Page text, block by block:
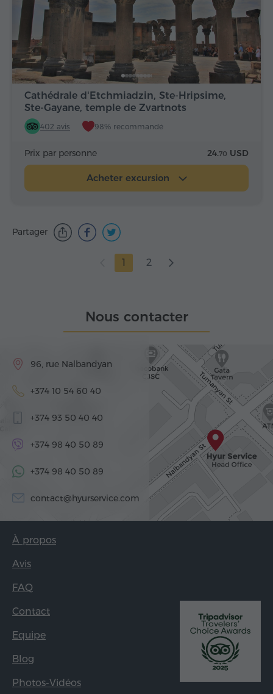
Cathédrale d'Etchmiadzin, Ste-Hripsime,
Ste-Gayane, temple de Zvartnots
402 avis 98% recommandé
Prix par personne 24.70 USD
Acheter excursion
Partager
1 2
Nous contacter
96, rue Nalbandyan
+374 10 54 60 40
+374 93 50 40 40
+374 98 40 50 89
+374 98 40 50 89
contact@hyurservice.com
À propos
Avis
FAQ
Contact
Equipe
Blog
Photos-Vidéos